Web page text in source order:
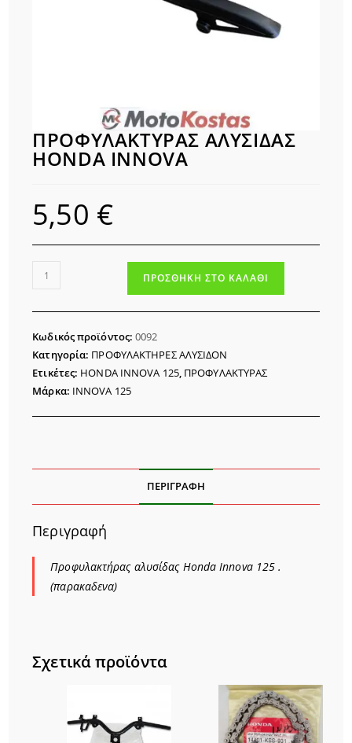
ΠΡΟΦΥΛΑΚΤΥΡΑΣ ΑΛΥΣΙΔΑΣ
HONDA INNOVA
5,50 €
ΠΡΟΦΥΛΑΚΤΥΡΑΣ
HONDA
INNOVA
ποσότητα
ΠΡΟΣΘΉΚΗ ΣΤΟ ΚΑΛΆΘΙ
Κωδικός προϊόντος:0092
Κατηγορία: ΠΡΟΦΥΛΑΚΤΗΡΕΣ ΑΛΥΣΙΔΟΝ
Ετικέτες: HONDA INNOVA 125, ΠΡΟΦΥΛΑΚΤΥΡΑΣ
Μάρκα: INNOVA 125
ΠΕΡΙΓΡΑΦΉ
Περιγραφή
Προφυλακτήρας αλυσίδας Honda Innova 125 .
(παρακαδενα)
Σχετικά προϊόντα